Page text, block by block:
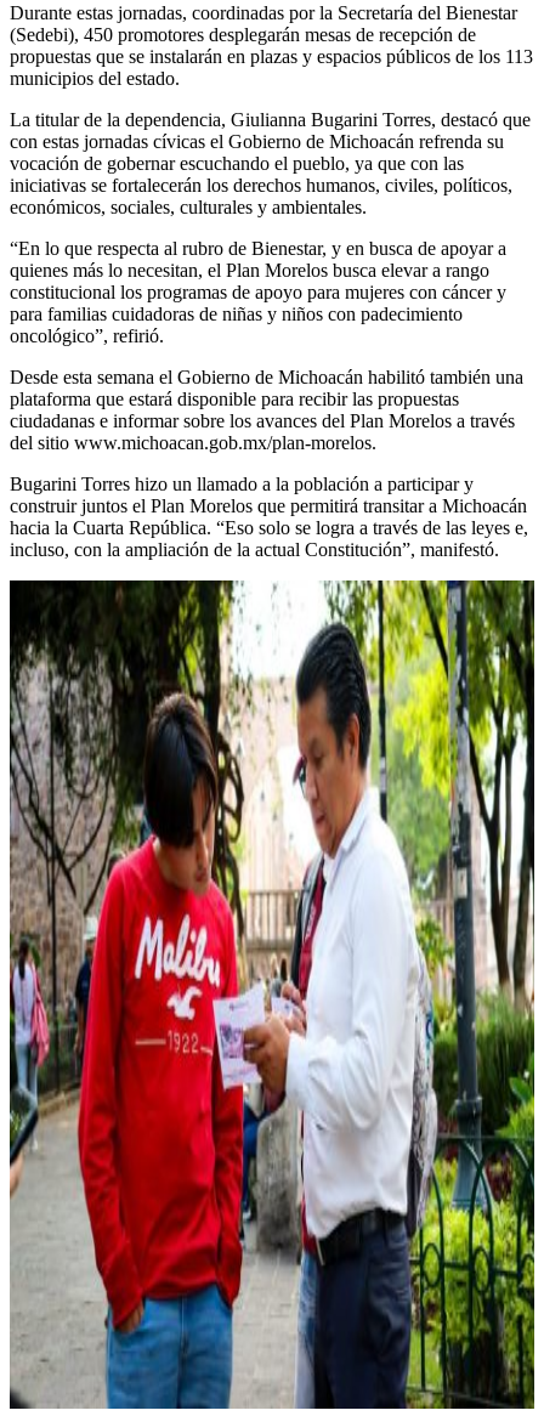
Durante estas jornadas, coordinadas por la Secretaría del Bienestar
(Sedebi), 450 promotores desplegarán mesas de recepción de
propuestas que se instalarán en plazas y espacios públicos de los 113
municipios del estado.
La titular de la dependencia, Giulianna Bugarini Torres, destacó que
con estas jornadas cívicas el Gobierno de Michoacán refrenda su
vocación de gobernar escuchando el pueblo, ya que con las
iniciativas se fortalecerán los derechos humanos, civiles, políticos,
económicos, sociales, culturales y ambientales.
“En lo que respecta al rubro de Bienestar, y en busca de apoyar a
quienes más lo necesitan, el Plan Morelos busca elevar a rango
constitucional los programas de apoyo para mujeres con cáncer y
para familias cuidadoras de niñas y niños con padecimiento
oncológico”, refirió.
Desde esta semana el Gobierno de Michoacán habilitó también una
plataforma que estará disponible para recibir las propuestas
ciudadanas e informar sobre los avances del Plan Morelos a través
del sitio www.michoacan.gob.mx/plan-morelos.
Bugarini Torres hizo un llamado a la población a participar y
construir juntos el Plan Morelos que permitirá transitar a Michoacán
hacia la Cuarta República. “Eso solo se logra a través de las leyes e,
incluso, con la ampliación de la actual Constitución”, manifestó.